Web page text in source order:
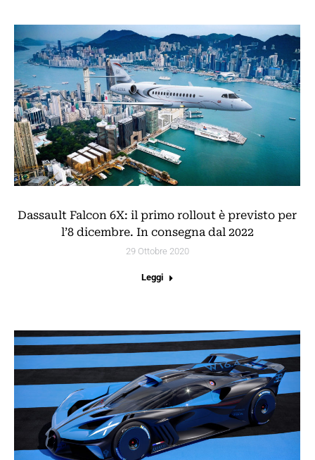
Dassault Falcon 6X: il primo rollout è previsto per
l’8 dicembre. In consegna dal 2022
29 Ottobre 2020
Leggi